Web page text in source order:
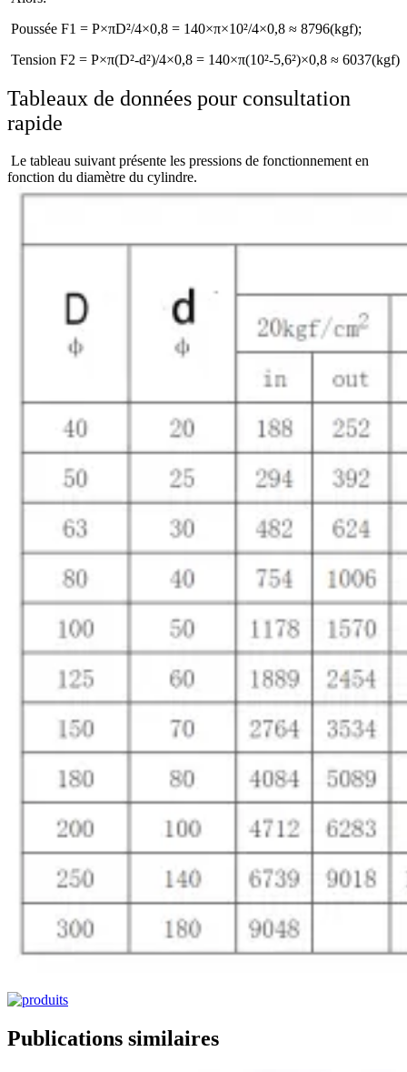
Poussée F1 = P×πD²/4×0,8 = 140×π×10²/4×0,8 ≈ 8796(kgf);
Tension F2 = P×π(D²-d²)/4×0,8 = 140×π(10²-5,6²)×0,8 ≈ 6037(kgf)
Tableaux de données pour consultation
rapide
Le tableau suivant présente les pressions de fonctionnement en
fonction du diamètre du cylindre.
Publications similaires